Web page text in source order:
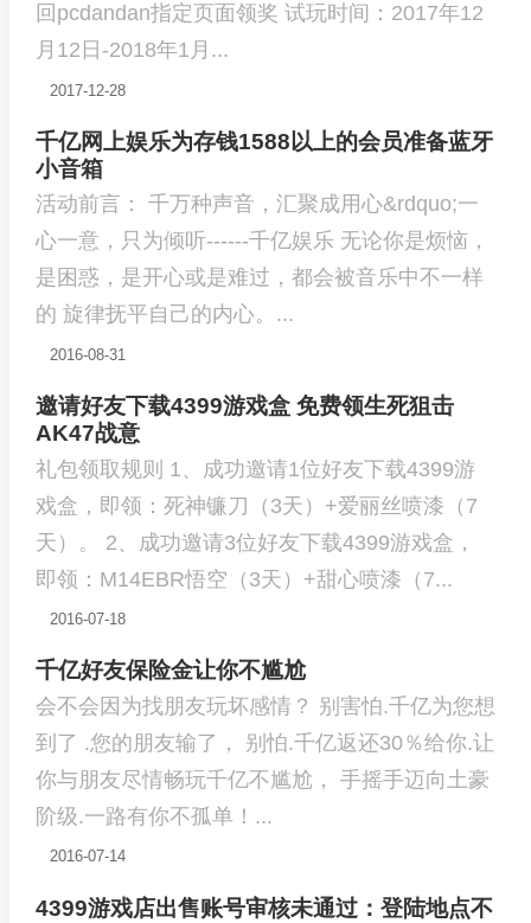
回pcdandan指定页面领奖 试玩时间：2017年12
月12日-2018年1月...
2017-12-28
千亿网上娱乐为存钱1588以上的会员准备蓝牙
小音箱
活动前言： 千万种声音，汇聚成用心&rdquo;一
心一意，只为倾听------千亿娱乐 无论你是烦恼，
是困惑，是开心或是难过，都会被音乐中不一样
的 旋律抚平自己的内心。...
2016-08-31
邀请好友下载4399游戏盒 免费领生死狙击
AK47战意
礼包领取规则 1、成功邀请1位好友下载4399游
戏盒，即领：死神镰刀（3天）+爱丽丝喷漆（7
天）。 2、成功邀请3位好友下载4399游戏盒，
即领：M14EBR悟空（3天）+甜心喷漆（7...
2016-07-18
千亿好友保险金让你不尴尬
会不会因为找朋友玩坏感情？ 别害怕.千亿为您想
到了 .您的朋友输了， 别怕.千亿返还30％给你.让
你与朋友尽情畅玩千亿不尴尬， 手摇手迈向土豪
阶级.一路有你不孤单！...
2016-07-14
4399游戏店出售账号审核未通过：登陆地点不